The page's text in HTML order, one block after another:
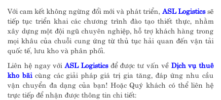
Với cam kết không ngừng đổi mới và phát triển, ASL Logistics sẽ
tiếp tục triển khai các chương trình đào tạo thiết thực, nhằm
xây dựng một đội ngũ chuyên nghiệp, hỗ trợ khách hàng trong
mọi khâu của chuỗi cung ứng từ thủ tục hải quan đến vận tải
quốc tế, lưu kho và phân phối.
Liên hệ ngay vớiASL Logistics để được tư vấn về Dịch vụ thuê
kho bãi cùng các giải pháp giá trị gia tăng, đáp ứng nhu cầu
vận chuyển đa dạng của bạn! Hoặc Quý khách có thể liên hệ
trực tiếp để nhận được thông tin chi tiết: